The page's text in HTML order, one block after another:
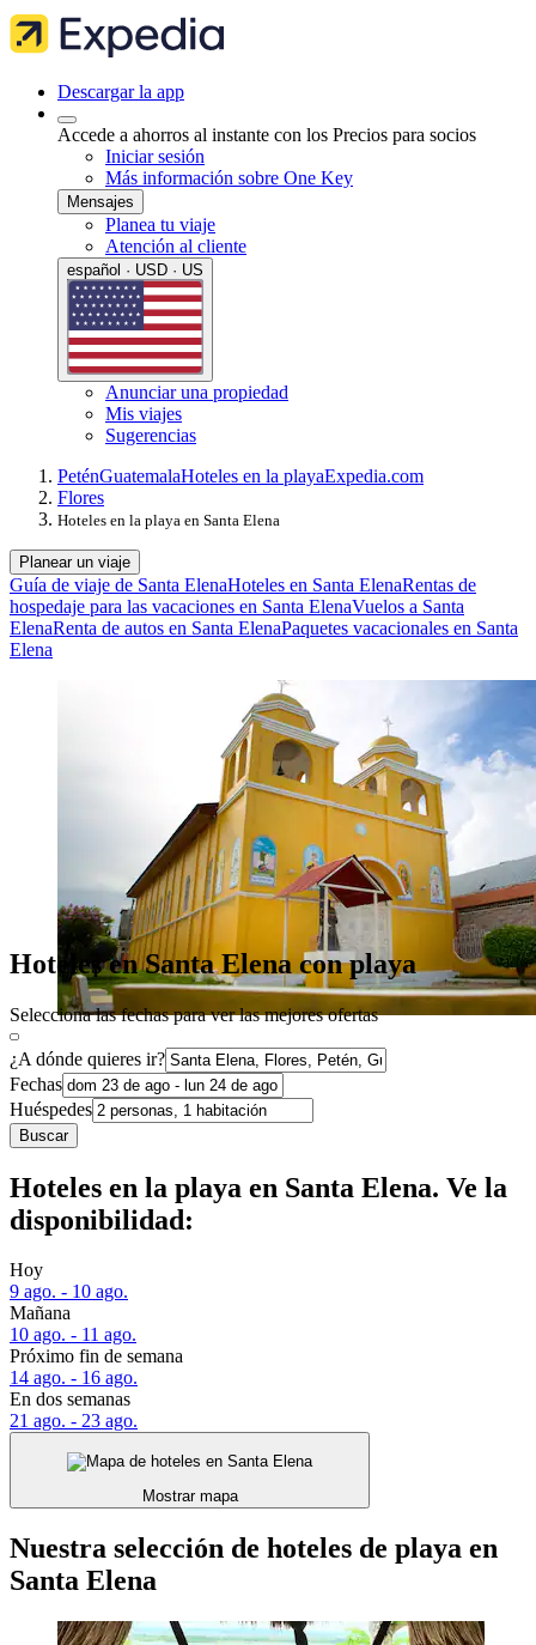
Descargar la app
Accede a ahorros al instante con los Precios para socios
Iniciar sesión
Más información sobre One Key
Mensajes
Planea tu viaje
Atención al cliente
español · USD · US
Anunciar una propiedad
Mis viajes
Sugerencias
PeténGuatemalaHoteles en la playaExpedia.com
Flores
Hoteles en la playa en Santa Elena
Planear un viaje
Guía de viaje de Santa ElenaHoteles en Santa ElenaRentas de
hospedaje para las vacaciones en Santa ElenaVuelos a Santa
ElenaRenta de autos en Santa ElenaPaquetes vacacionales en Santa
Elena
Hoteles en Santa Elena con playa
Selecciona las fechas para ver las mejores ofertas
¿A dónde quieres ir?
Fechas
Huéspedes
Buscar
Hoteles en la playa en Santa Elena. Ve la
disponibilidad:
Hoy
9 ago. - 10 ago.
Mañana
10 ago. - 11 ago.
Próximo fin de semana
14 ago. - 16 ago.
En dos semanas
21 ago. - 23 ago.
Mostrar mapa
Nuestra selección de hoteles de playa en
Santa Elena